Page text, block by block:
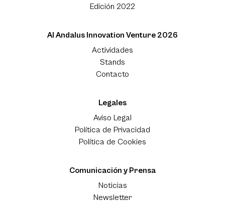
Edición 2022
Al Andalus Innovation Venture 2026
Actividades
Stands
Contacto
Legales
Aviso Legal
Política de Privacidad
Política de Cookies
Comunicación y Prensa
Noticias
Newsletter